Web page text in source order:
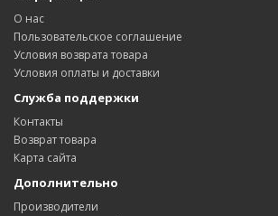
О нас
Пользовательское соглашение
Условия возврата товара
Условия оплаты и доставки
Служба поддержки
Контакты
Возврат товара
Карта сайта
Дополнительно
Производители